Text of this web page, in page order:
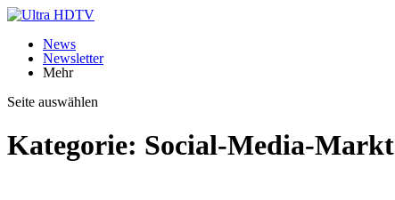
News
Newsletter
Mehr
Seite auswählen
Kategorie: Social-Media-Markt